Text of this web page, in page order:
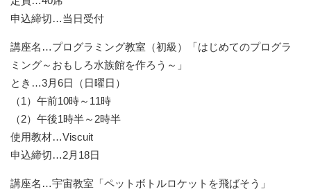
申込締切…当日受付
講座名…プログラミング教室（初級）「はじめてのプログラ
ミング～おもしろ水族館を作ろう～」
とき…3月6日（日曜日）
（1）午前10時～11時
（2）午後1時半～2時半
使用教材…Viscuit
申込締切…2月18日
講座名…宇宙教室「ペットボトルロケットを飛ばそう」